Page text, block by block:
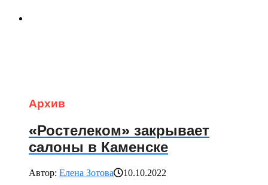
Архив
«Ростелеком» закрывает
салоны в Каменске
Автор: Елена Зотова
10.10.2022